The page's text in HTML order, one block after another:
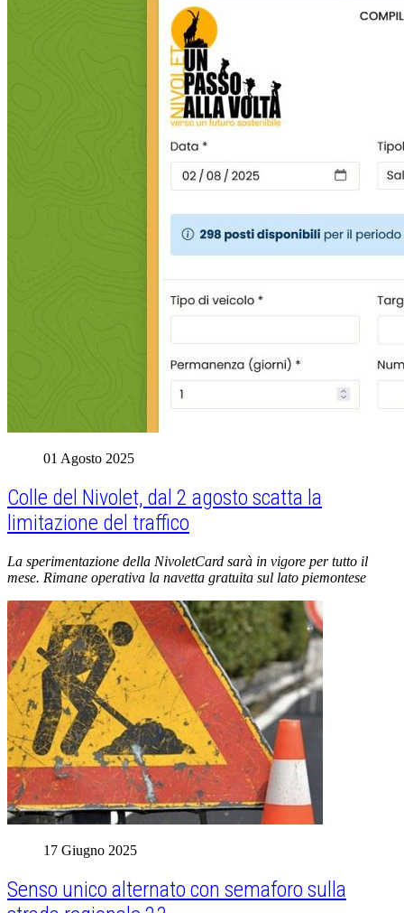
01 Agosto 2025
Colle del Nivolet, dal 2 agosto scatta la
limitazione del traffico
La sperimentazione della NivoletCard sarà in vigore per tutto il
mese. Rimane operativa la navetta gratuita sul lato piemontese
17 Giugno 2025
Senso unico alternato con semaforo sulla